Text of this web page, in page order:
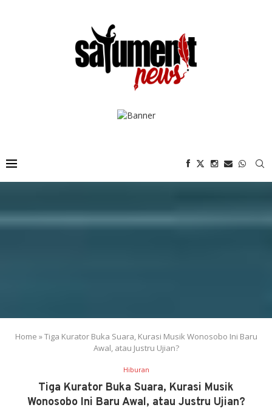
Home »Tiga Kurator Buka Suara, Kurasi Musik Wonosobo Ini Baru
Awal, atau Justru Ujian?
Hiburan
Tiga Kurator Buka Suara, Kurasi Musik
Wonosobo Ini Baru Awal, atau Justru Ujian?